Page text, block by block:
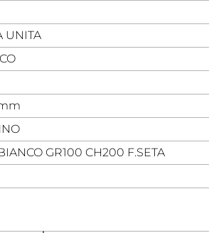
UNITA
GR100 CH200 F.SETA